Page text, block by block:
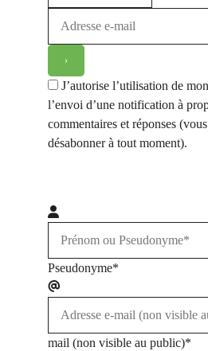
J’autorise l’utilisation de
l’envoi d’une notification à
commentaires et réponses
désabonner à tout moment).
Pseudonyme*
mail (non visible au public)*